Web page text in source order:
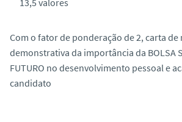
Com o fator de ponderação de 2, carta de
demonstrativa da importância da BOLSA
FUTURO no desenvolvimento pessoal e
candidato